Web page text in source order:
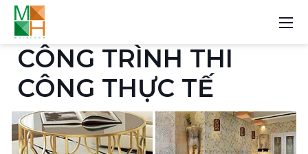
CÔNG TRÌNH THI
CÔNG THỰC TẾ